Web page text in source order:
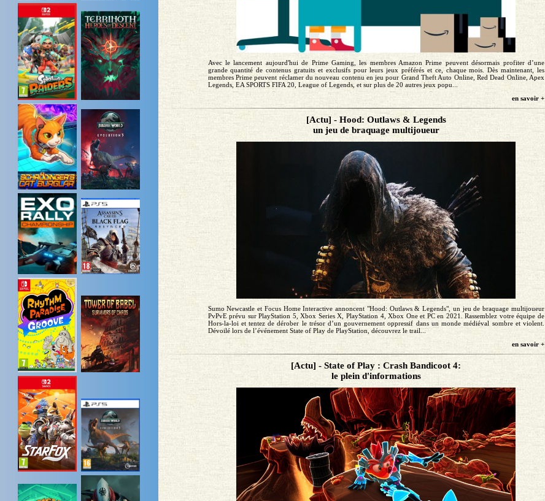
Avec le lancement aujourd'hui de Prime Gaming, les membres Amazon Prime peuvent désormais profiter d’une
grande quantité de contenus gratuits et exclusifs pour leurs jeux préférés et ce, chaque mois. Dès maintenant, les
membres Prime peuvent réclamer du nouveau contenu en jeu pour Grand Theft Auto Online, Red Dead Online, Apex
Legends, EA SPORTS FIFA 20, League of Legends, et sur plus de 20 autres jeux popu...
en savoir +
[Actu] - Hood: Outlaws & Legends
un jeu de braquage multijoueur
Sumo Newcastle et Focus Home Interactive annoncent "Hood: Outlaws & Legends", un jeu de braquage multijoueur
PvPvE prévu sur PlayStation 5, Xbox Series X, PlayStation 4, Xbox One et PC en 2021. Rassemblez votre équipe de
Hors-la-loi et tentez de dérober le trésor d’un gouvernement oppressif dans un monde médiéval sombre et violent.
Dévoilé lors de l’événement State of Play de PlayStation, découvrez le trail...
en savoir +
[Actu] - State of Play : Crash Bandicoot 4:
le plein d'informations